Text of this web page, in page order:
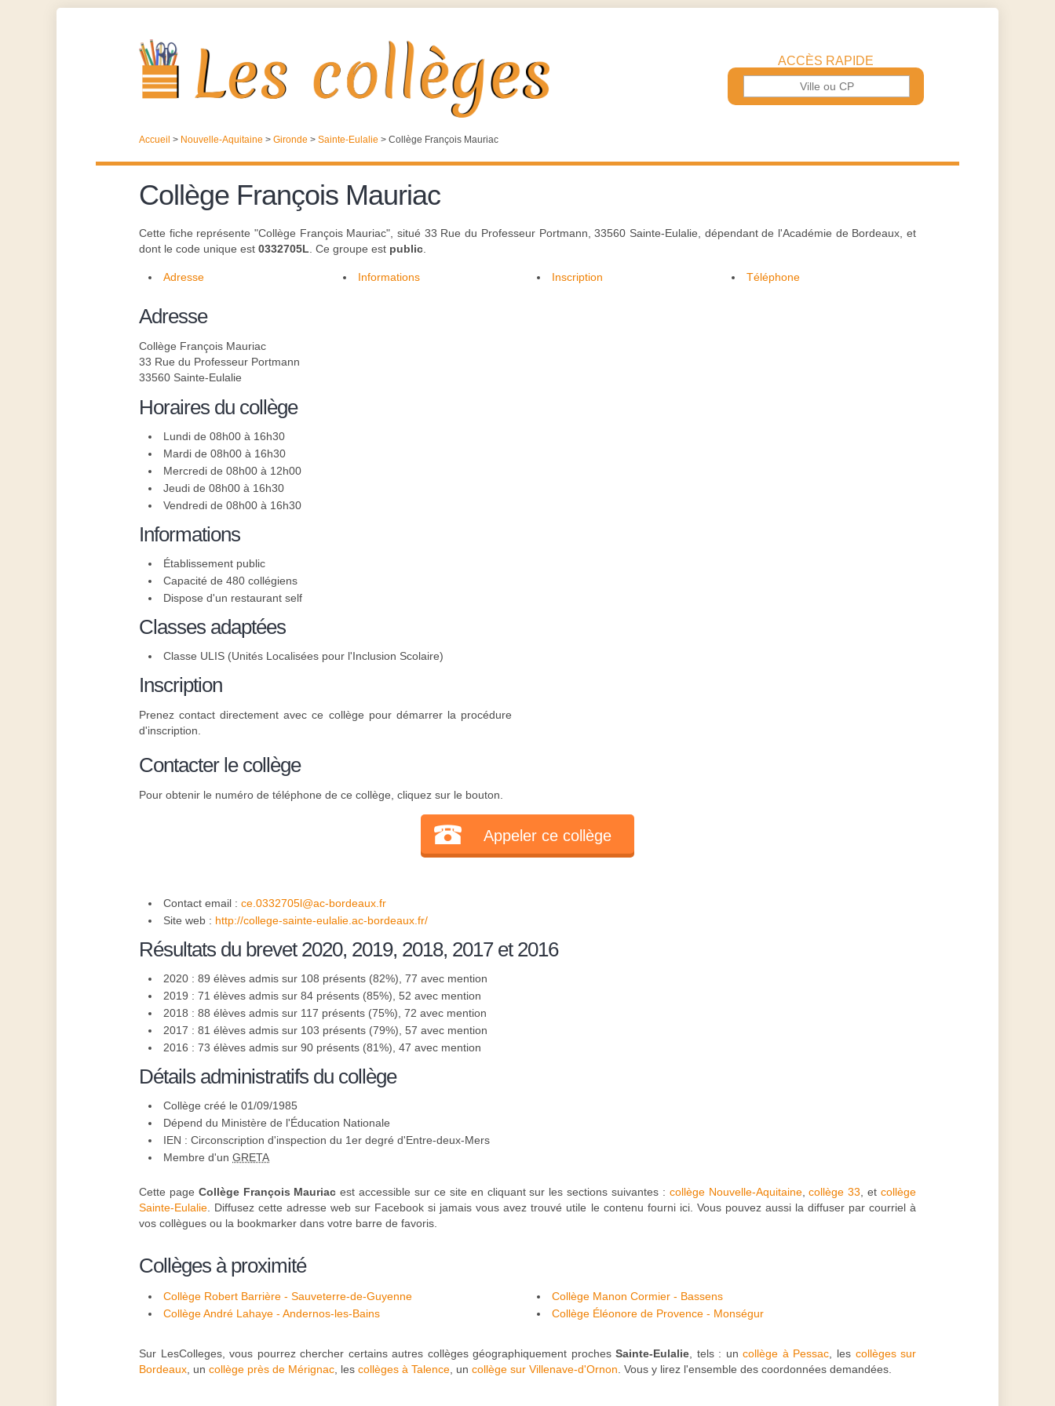
ACCÈS RAPIDE
Accueil > Nouvelle-Aquitaine > Gironde > Sainte-Eulalie > Collège François Mauriac
Collège François Mauriac
Cette fiche représente "Collège François Mauriac", situé 33 Rue du Professeur Portmann, 33560 Sainte-Eulalie, dépendant de l'Académie de Bordeaux, et
dont le code unique est 0332705L . Ce groupe est public
Adresse Informations Inscription Téléphone
Adresse
Collège François Mauriac
33 Rue du Professeur Portmann
33560 Sainte-Eulalie
Horaires du collège
Lundi de 08h00 à 16h30
Mardi de 08h00 à 16h30
Mercredi de 08h00 à 12h00
Jeudi de 08h00 à 16h30
Vendredi de 08h00 à 16h30
Informations
Établissement public
Capacité de 480 collégiens
Dispose d'un restaurant self
Classes adaptées
Classe ULIS (Unités Localisées pour l'Inclusion Scolaire)
Inscription
Prenez contact directement avec ce collège pour démarrer la procédure
d'inscription.
Contacter le collège
Pour obtenir le numéro de téléphone de ce collège, cliquez sur le bouton.
Appeler ce collège
Contact email : ce.0332705l@ac-bordeaux.fr
Site web : http://college-sainte-eulalie.ac-bordeaux.fr/
Résultats du brevet 2020, 2019, 2018, 2017 et 2016
2020 : 89 élèves admis sur 108 présents (82%), 77 avec mention
2019 : 71 élèves admis sur 84 présents (85%), 52 avec mention
2018 : 88 élèves admis sur 117 présents (75%), 72 avec mention
2017 : 81 élèves admis sur 103 présents (79%), 57 avec mention
2016 : 73 élèves admis sur 90 présents (81%), 47 avec mention
Détails administratifs du collège
Collège créé le 01/09/1985
Dépend du Ministère de l'Éducation Nationale
IEN : Circonscription d'inspection du 1er degré d'Entre-deux-Mers
Membre d'un GRETA
Cette page Collège François Mauriac est accessible sur ce site en cliquant sur les sections suivantes : collège Nouvelle-Aquitaine,collège 33 , etcollège
Sainte-Eulalie . Diffusez cette adresse web sur Facebook si jamais vous avez trouvé utile le contenu fourni ici. Vous pouvez aussi la diffuser par courriel à
vos collègues ou la bookmarker dans votre barre de favoris.
Collèges à proximité
Collège Robert Barrière - Sauveterre-de-Guyenne
Collège Manon Cormier - Bassens
Collège André Lahaye - Andernos-les-Bains
Collège Éléonore de Provence - Monségur
Sur LesColleges, vous pourrez chercher certains autres collèges géographiquement prochesSainte-Eulalie , tels : uncollège à Pessac , les collèges sur
Bordeaux , un collège près de Mérignac , les collèges à Talence , un collège sur Villenave-d'Ornon . Vous y lirez l'ensemble des coordonnées demandées.